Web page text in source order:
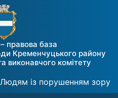
правова база
Кременчуцького району
виконавчого комітету
Людям із порушенням зору